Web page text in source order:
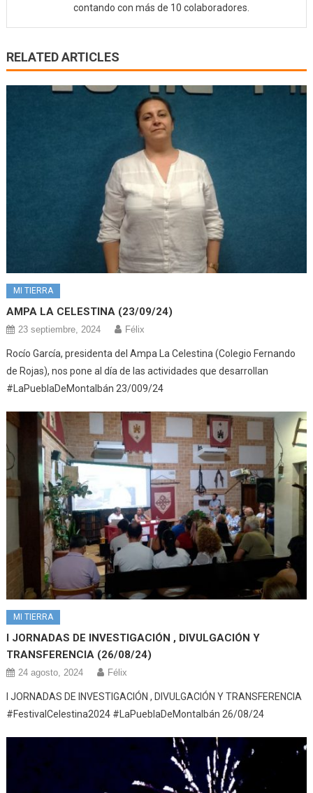
contando con más de 10 colaboradores.
RELATED ARTICLES
MI TIERRA
AMPA LA CELESTINA (23/09/24)
23 septiembre, 2024 Félix
Rocío García, presidenta del Ampa La Celestina (Colegio Fernando
de Rojas), nos pone al día de las actividades que desarrollan
#LaPueblaDeMontalbán 23/009/24
MI TIERRA
I JORNADAS DE INVESTIGACIÓN , DIVULGACIÓN Y
TRANSFERENCIA (26/08/24)
24 agosto, 2024 Félix
I JORNADAS DE INVESTIGACIÓN , DIVULGACIÓN Y TRANSFERENCIA
#FestivalCelestina2024 #LaPueblaDeMontalbán 26/08/24